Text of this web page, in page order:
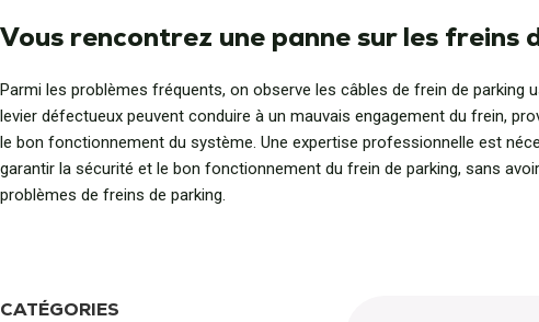
Vous rencontrez une panne sur les freins
Parmi les problèmes fréquents, on observe les câbles de frein de
levier défectueux peuvent conduire à un mauvais engagement du frein,
le bon fonctionnement du système. Une expertise professionnelle est
garantir la sécurité et le bon fonctionnement du frein de parking, sans
problèmes de freins de parking.
CATÉGORIES